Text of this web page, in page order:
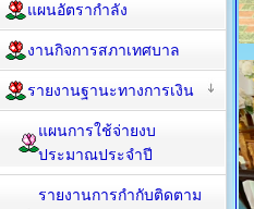
แผนอัตรากำลัง
งานกิจการสภาเทศบาล
รายงานฐานะทางการเงิน
แผนการใช้จ่ายงบ
ประมาณประจำปี
รายงานการกำกับติดตาม